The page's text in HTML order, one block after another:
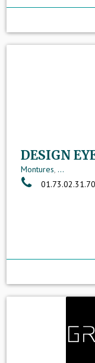
DESIGN
Montures, ...
01.73.02.31.70